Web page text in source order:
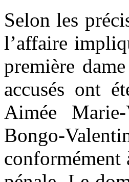
Selon les
l’affaire
première
accusés ont
Aimée
Bongo-
conformément